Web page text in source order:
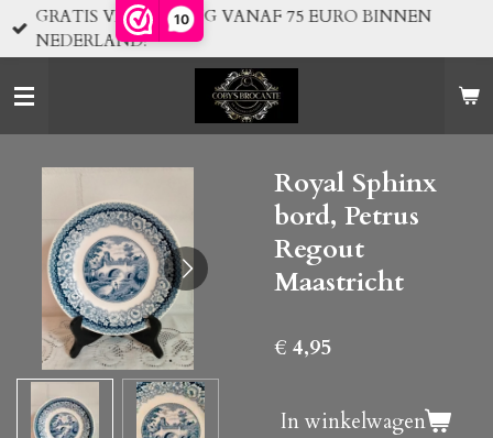
10
Ga
direct
de
GRATIS VERZENDING VANAF 75 EURO BINNEN
NEDERLAND!
Royal Sphinx
bord, Petrus
Regout
Maastricht
€ 4,95
In winkelwagen